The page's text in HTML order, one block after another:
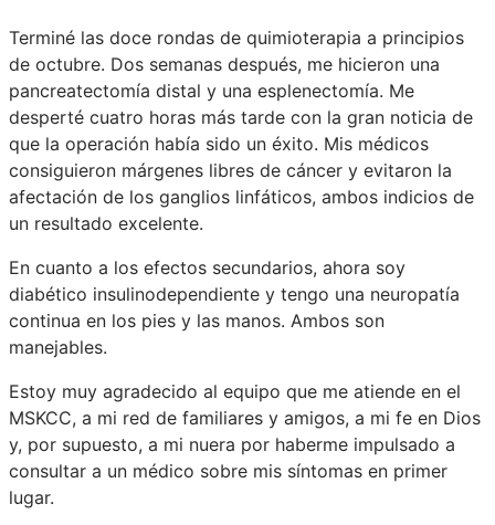
Terminé las doce rondas de quimioterapia a principios
de octubre. Dos semanas después, me hicieron una
pancreatectomía distal y una esplenectomía. Me
desperté cuatro horas más tarde con la gran noticia de
que la operación había sido un éxito. Mis médicos
consiguieron márgenes libres de cáncer y evitaron la
afectación de los ganglios linfáticos, ambos indicios de
un resultado excelente.
En cuanto a los efectos secundarios, ahora soy
diabético insulinodependiente y tengo una neuropatía
continua en los pies y las manos. Ambos son
manejables.
Estoy muy agradecido al equipo que me atiende en el
MSKCC, a mi red de familiares y amigos, a mi fe en Dios
y, por supuesto, a mi nuera por haberme impulsado a
consultar a un médico sobre mis síntomas en primer
lugar.